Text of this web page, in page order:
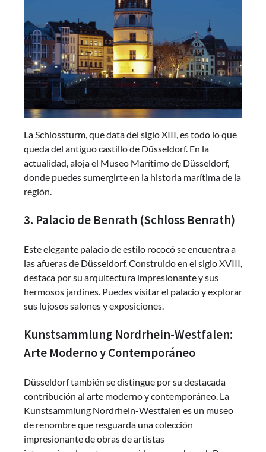
La Schlossturm, que data del siglo XIII, es todo lo que
queda del antiguo castillo de Düsseldorf. En la
actualidad, aloja el Museo Marítimo de Düsseldorf,
donde puedes sumergirte en la historia marítima de la
región.
3. Palacio de Benrath (Schloss Benrath)
Este elegante palacio de estilo rococó se encuentra a
las afueras de Düsseldorf. Construido en el siglo XVIII,
destaca por su arquitectura impresionante y sus
hermosos jardines. Puedes visitar el palacio y explorar
sus lujosos salones y exposiciones.
Kunstsammlung Nordrhein-Westfalen:
Arte Moderno y Contemporáneo
Düsseldorf también se distingue por su destacada
contribución al arte moderno y contemporáneo. La
Kunstsammlung Nordrhein-Westfalen es un museo
de renombre que resguarda una colección
impresionante de obras de artistas